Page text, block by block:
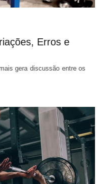
Erros e
gera discussão entre os